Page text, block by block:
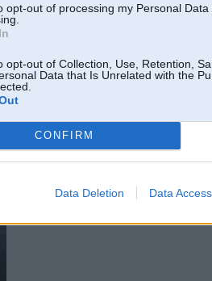
opt-out of processing my Personal Data
opt-out of Collection, Use, Retention,
Data that Is Unrelated with the
CONFIRM
Data Deletion Data Access
Paldies par linku! Varbūt tur sanāks